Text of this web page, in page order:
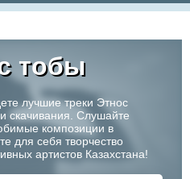
тобы
лучшие треки Этнос
скачивания. Слушайте
композиции в
для себя творчество
артистов Казахстана!